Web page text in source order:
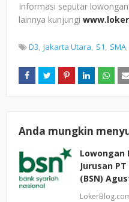
Informasi seputar
lainnya kunjungi
D3 Jakarta Utara S1 SMA
Anda mungkin
Lowongan
Jurusan
(BSN)